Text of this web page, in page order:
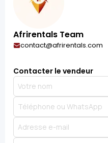
Afrirentals Team
contact@afrirentals.com
Contacter le vendeur